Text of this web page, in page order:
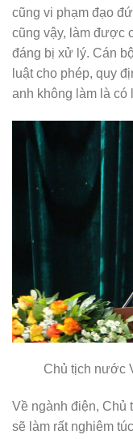
cũng vi phạm đạo
cũng vậy, làm được
đáng bị xử lý. Cán
luật cho phép, quy
anh không làm là có
Chủ tịch nước
Về ngành điện, Chủ
sẽ làm rất nghiêm